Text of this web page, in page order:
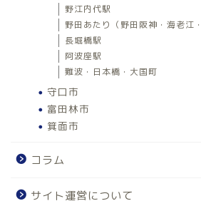
野江内代駅
野田あたり（野田阪神・海老江
長堀橋駅
阿波座駅
難波・日本橋・大国町
守口市
富田林市
箕面市
コラム
サイト運営について